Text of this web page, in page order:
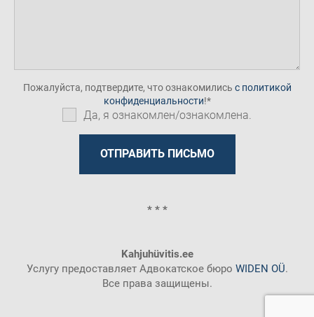
Пожалуйста, подтвердите, что ознакомились с политикой
конфиденциальности!
Да, я ознакомлен/ознакомлена.
* * *
Kahjuhüvitis.ee
Услугу предоставляет Адвокатское бюро WIDEN OÜ.
Все права защищены.